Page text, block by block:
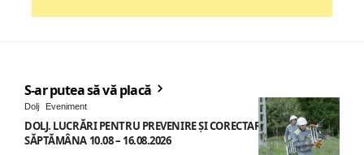
S-ar putea să vă placă
Dolj Eveniment
DOLJ. LUCRĂRI PENTRU PREVENIRE ȘI CORECTARE AVARII –
SĂPTĂMÂNA 10.08 – 16.08.2026